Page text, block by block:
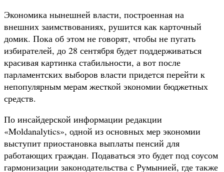
Экономика нынешней власти, построенная на
внешних заимствованиях, рушится как карточный
домик. Пока об этом не говорят, чтобы не пугать
избирателей, до 28 сентября будет поддерживаться
красивая картинка стабильности, а вот после
парламентских выборов власти придется перейти к
непопулярным мерам жесткой экономии бюджетных
средств.
По инсайдерской информации редакции
«Moldanalytics», одной из основных мер экономии
выступит приостановка выплаты пенсий для
работающих граждан. Подаваться это будет под соусом
гармонизации законодательства с Румынией, где также